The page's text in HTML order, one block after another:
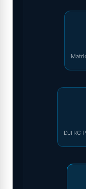
DJI RC